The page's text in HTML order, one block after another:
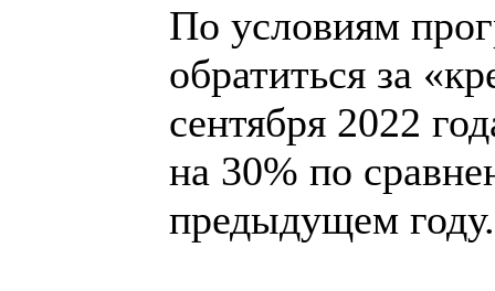
По условиям
обратиться за
сентября 2022
на 30% по
предыдущем году.